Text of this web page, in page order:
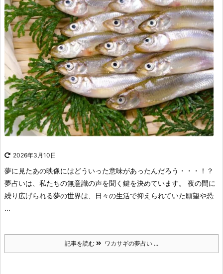
2026年3月10日
夢に見たあの映像にはどういった意味があったんだろう・・・！？
夢占いは、私たちの無意識の声を聞く鍵を決めています。
夜の間に
繰り広げられる夢の世界は、日々の生活で抑えられていた願望や恐
...
記事を読む ワカサギの夢占い ...